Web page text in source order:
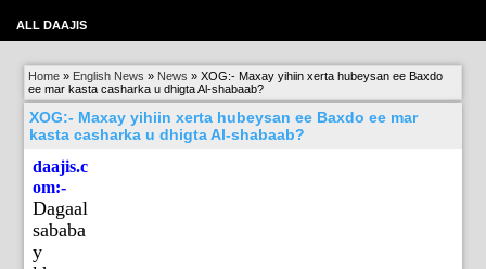
ALL DAAJIS
Home » English News » News »XOG:- Maxay yihiin xerta hubeysan ee Baxdo
ee mar kasta casharka u dhigta Al-shabaab?
XOG:- Maxay yihiin xerta hubeysan ee Baxdo ee mar
kasta casharka u dhigta Al-shabaab?
daajis.c
om:-
Dagaal
sababa
y